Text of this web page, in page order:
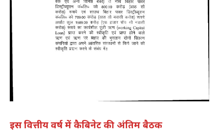
इस वित्तीय वर्ष में कैबिनेट की अंतिम बैठक